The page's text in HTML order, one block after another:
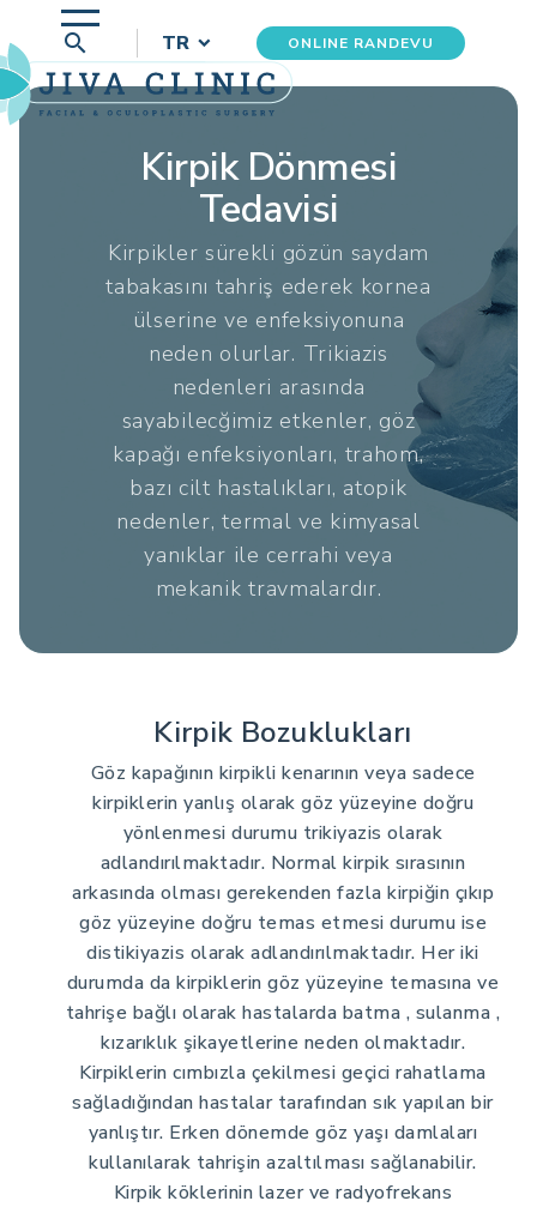
search TR ONLINE RANDEVU
Kirpik Dönmesi
Tedavisi
Kirpikler sürekli gözün saydam
tabakasını tahriş ederek kornea
ülserine ve enfeksiyonuna
neden olurlar. Trikiazis
nedenleri arasında
sayabilecğimiz etkenler, göz
kapağı enfeksiyonları, trahom,
bazı cilt hastalıkları, atopik
nedenler, termal ve kimyasal
yanıklar ile cerrahi veya
mekanik travmalardır.
Kirpik Bozuklukları
Göz kapağının kirpikli kenarının veya sadece
kirpiklerin yanlış olarak göz yüzeyine doğru
yönlenmesi durumu trikiyazis olarak
adlandırılmaktadır. Normal kirpik sırasının
arkasında olması gerekenden fazla kirpiğin çıkıp
göz yüzeyine doğru temas etmesi durumu ise
distikiyazis olarak adlandırılmaktadır. Her iki
durumda da kirpiklerin göz yüzeyine temasına ve
tahrişe bağlı olarak hastalarda batma , sulanma ,
kızarıklık şikayetlerine neden olmaktadır.
Kirpiklerin cımbızla çekilmesi geçici rahatlama
sağladığından hastalar tarafından sık yapılan bir
yanlıştır. Erken dönemde göz yaşı damlaları
kullanılarak tahrişin azaltılması sağlanabilir.
Kirpik köklerinin lazer ve radyofrekans